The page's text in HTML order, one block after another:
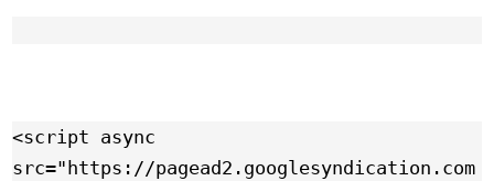
<script async
src="https://pagead2.googlesyndication.com